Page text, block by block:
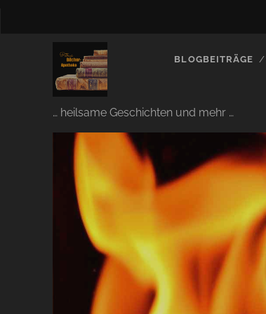
… heilsame Geschichten und mehr …
BLOGBEITRÄGE